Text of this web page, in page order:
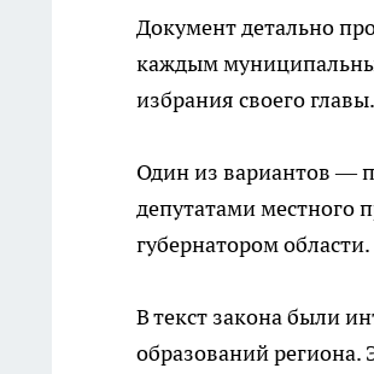
Документ детально
каждым
избрания своего главы.
Один из вариантов —
депутатами местного
губернатором области.
В текст закона были
образований региона.